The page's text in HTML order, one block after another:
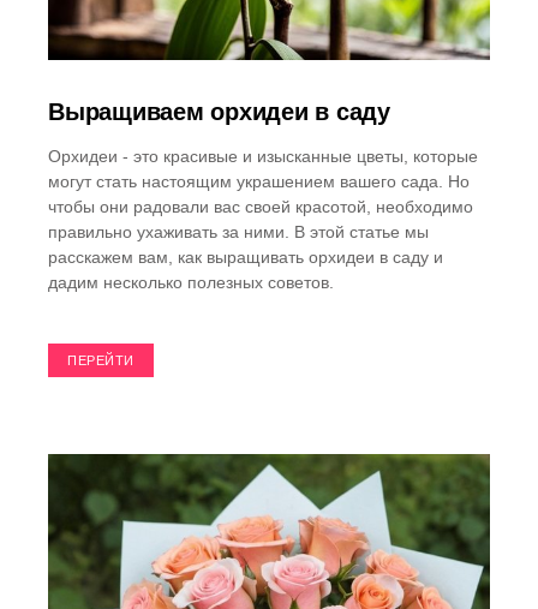
Выращиваем орхидеи в саду
Орхидеи - это красивые и изысканные цветы, которые
могут стать настоящим украшением вашего сада. Но
чтобы они радовали вас своей красотой, необходимо
правильно ухаживать за ними. В этой статье мы
расскажем вам, как выращивать орхидеи в саду и
дадим несколько полезных советов.
ПЕРЕЙТИ